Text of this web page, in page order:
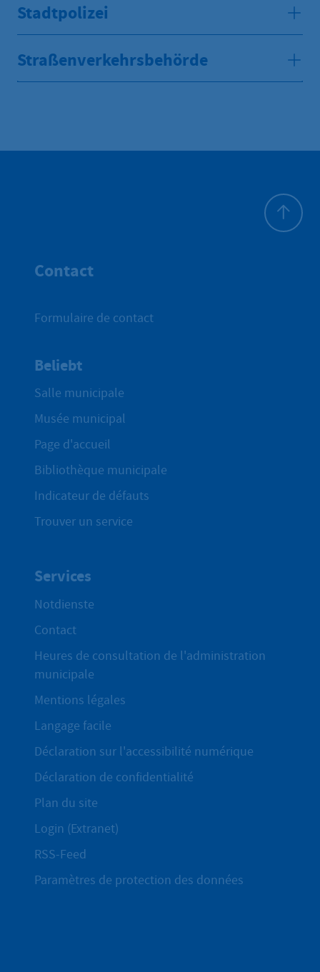
Stadtpolizei
Straßenverkehrsbehörde
Contact
Formulaire de contact
Beliebt
Salle municipale
Musée municipal
Page d'accueil
Bibliothèque municipale
Indicateur de défauts
Trouver un service
Services
Notdienste
Contact
Heures de consultation de l'administration
municipale
Mentions légales
Langage facile
Déclaration sur l'accessibilité numérique
Déclaration de confidentialité
Plan du site
Login (Extranet)
RSS-Feed
Paramètres de protection des données